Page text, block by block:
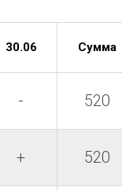
30.06 Сумма
- 520
+ 520